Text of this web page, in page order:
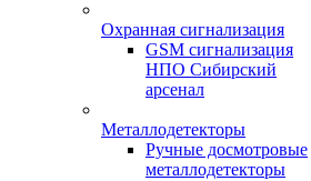
Охранная сигнализация
GSM сигнализация
НПО Сибирский
арсенал
Металлодетекторы
Ручные досмотровые
металлодетекторы